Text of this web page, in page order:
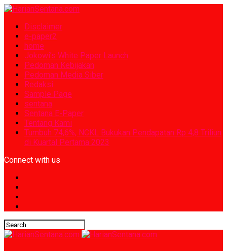
Disclaimer
e-paper2
home
Jokowi’s White Paper Launch
Pedoman Kebijakan
Pedoman Media Siber
Redaksi
Sample Page
sentana
Sentana E-Paper
Tentang Kami
Tumbuh 74,6%, NCKL Bukukan Pendapatan Rp 4,8 Triliun
di Kuartal Pertama 2023
Connect with us